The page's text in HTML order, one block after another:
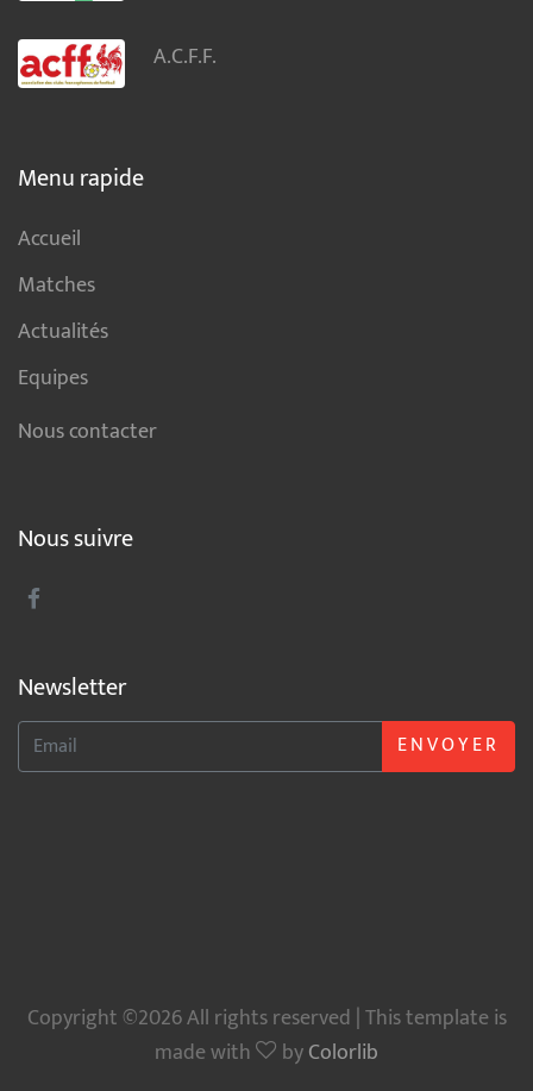
A.C.F.F.
Menu rapide
Accueil
Matches
Actualités
Equipes
Nous contacter
Nous suivre
Newsletter
ENVOYER
Copyright ©2026 All rights reserved | This template is
made with
byColorlib